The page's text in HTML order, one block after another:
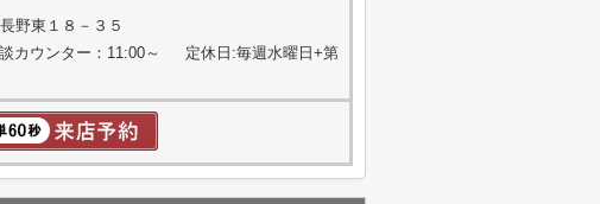
野東１８－３５
カウンター：11:00～ 定休日:毎週水曜日+第